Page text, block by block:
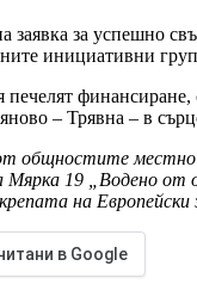
за успешно
инициативни
– Трявна – в
от общностите
19 „Водено
на Европейски
в Google